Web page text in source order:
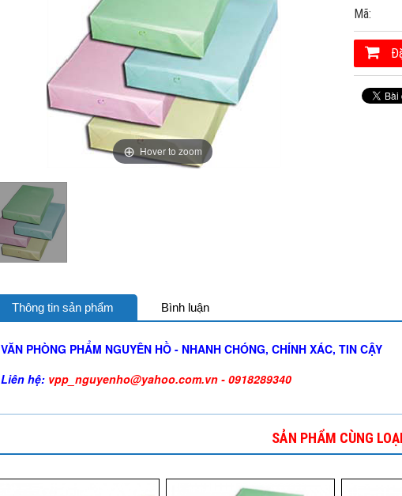
Hover to zoom
Mã:
Thông tin sản phẩm Bình luận
VĂN PHÒNG PHẨM NGUYÊN HỒ - NHANH CHÓNG, CHÍNH XÁC, TIN CẬY
Liên hệ: vpp_nguyenho@yahoo.com.vn - 0918289340
SẢN PHẨM CÙNG